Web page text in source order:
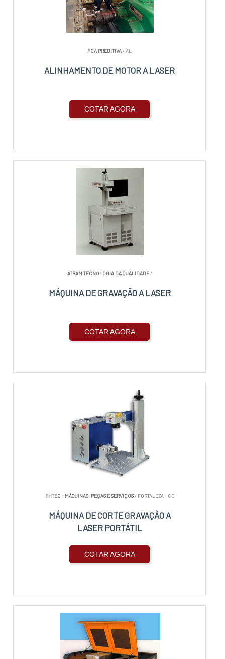
PCA PREDITIVA/ AL
ALINHAMENTO DE MOTOR A LASER
COTAR AGORA
ATRAM TECNOLOGIA DA QUALIDADE/
MÁQUINA DE GRAVAÇÃO A LASER
COTAR AGORA
FHTEC - MÁQUINAS, PEÇAS E SERVIÇOS/ FORTALEZA - CE
MÁQUINA DE CORTE GRAVAÇÃO A
LASER PORTÁTIL
COTAR AGORA